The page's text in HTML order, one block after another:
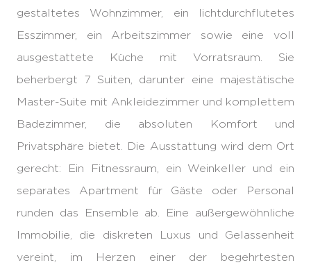
gestaltetes Wohnzimmer, ein lichtdurchflutetes
Esszimmer, ein Arbeitszimmer sowie eine voll
ausgestattete Küche mit Vorratsraum. Sie
beherbergt 7 Suiten, darunter eine majestätische
Master-Suite mit Ankleidezimmer und komplettem
Badezimmer, die absoluten Komfort und
Privatsphäre bietet. Die Ausstattung wird dem Ort
gerecht: Ein Fitnessraum, ein Weinkeller und ein
separates Apartment für Gäste oder Personal
runden das Ensemble ab. Eine außergewöhnliche
Immobilie, die diskreten Luxus und Gelassenheit
vereint, im Herzen einer der begehrtesten